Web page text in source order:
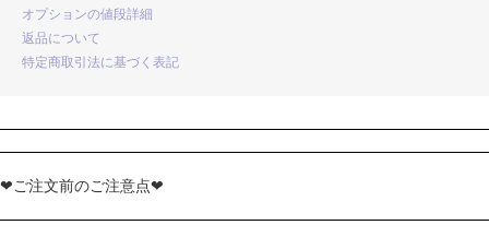
オプションの値段詳細
返品について
特定商取引法に基づく表記
❤ご注文前のご注意点❤